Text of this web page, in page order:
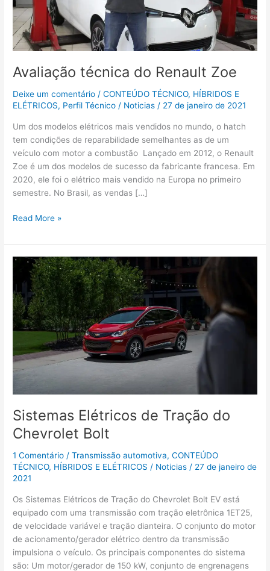
Avaliação técnica do Renault Zoe
Deixe um comentário /CONTEÚDO TÉCNICO, HÍBRIDOS E
ELÉTRICOS, Perfil Técnico / Noticias/ 27 de janeiro de 2021
Um dos modelos elétricos mais vendidos no mundo, o hatch
tem condições de reparabilidade semelhantes as de um
veículo com motor a combustão Lançado em 2012, o Renault
Zoe é um dos modelos de sucesso da fabricante francesa. Em
2020, ele foi o elétrico mais vendido na Europa no primeiro
semestre. No Brasil, as vendas […]
Read More »
Sistemas Elétricos de Tração do
Chevrolet Bolt
1 Comentário /Transmissão automotiva,CONTEÚDO
TÉCNICO, HÍBRIDOS E ELÉTRICOS / Noticias / 27 de janeiro de
2021
Os Sistemas Elétricos de Tração do Chevrolet Bolt EV está
equipado com uma transmissão com tração eletrônica 1ET25,
de velocidade variável e tração dianteira. O conjunto do motor
de acionamento/gerador elétrico dentro da transmissão
impulsiona o veículo. Os principais componentes do sistema
são: Um motor/gerador de 150 kW, conjunto de engrenagens
Sistemas
Elétricos
de
Tração
do
Chevrolet
Bolt